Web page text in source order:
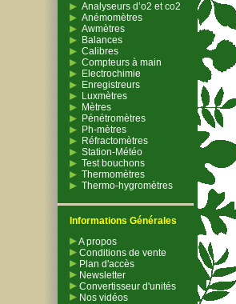
Analyseurs d’o2 et co2
Anémomètres
Awmètres
Balances
Calibres
Compteurs à main
Electrochimie
Enregistreurs
Luxmètres
Mètres
Pénétromètres
Ph-mètres
Réfractomètres
Station-Météo
Test bouchons
Thermomètres
Thermo-hygromètres
Informations Générales
A propos
Conditions de vente
Plan d'accès
Newsletter
Convertisseur d'unités
Nos vidéos